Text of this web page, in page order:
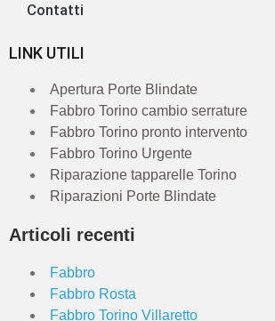
Contatti
LINK UTILI
Apertura Porte Blindate
Fabbro Torino cambio serrature
Fabbro Torino pronto intervento
Fabbro Torino Urgente
Riparazione tapparelle Torino
Riparazioni Porte Blindate
Articoli recenti
Fabbro
Fabbro Rosta
Fabbro Torino Villaretto